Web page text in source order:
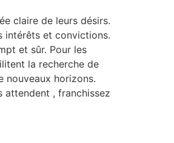
claire de leurs désirs.
intérêts et convictions.
et sûr. Pour les
la recherche de
nouveaux horizons.
attendent , franchissez